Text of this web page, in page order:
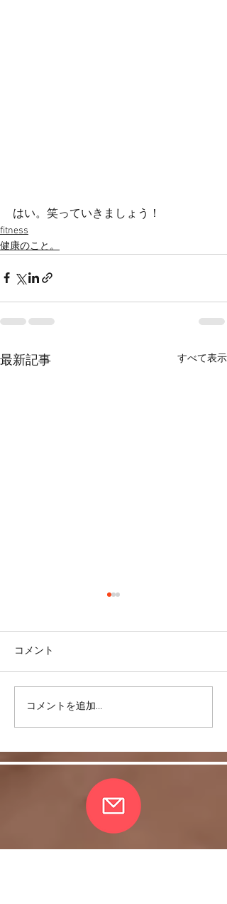
はい。笑っていきましょう！
fitness
健康のこと。
最新記事 すべて表示
リバウンドを避けるに
は・・・
コメント
コメントを追加…